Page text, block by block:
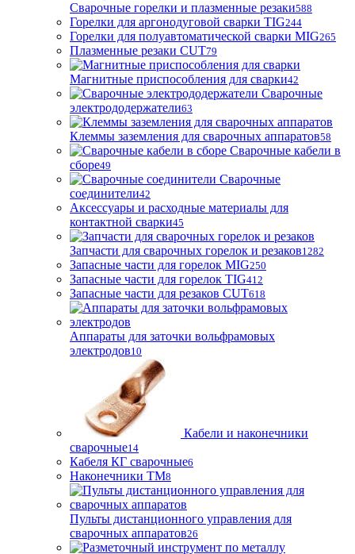
Сварочные горелки и плазменные резаки588
Горелки для аргонодуговой сварки TIG244
Горелки для полуавтоматической сварки MIG265
Плазменные резаки CUT79
Магнитные приспособления для сварки42
Сварочные
электрододержатели63
Клеммы заземления для сварочных аппаратов58
Сварочные кабели в
сборе49
Сварочные
соединители42
Аксессуары и расходные материалы для
контактной сварки45
Запчасти для сварочных горелок и резаков1282
Запасные части для горелок MIG250
Запасные части для горелок TIG412
Запасные части для резаков CUT618
Аппараты для заточки вольфрамовых
электродов10
Кабели и наконечники
сварочные14
Кабеля КГ сварочные6
Наконечники ТМ8
Пульты дистанционного управления для
сварочных аппаратов26